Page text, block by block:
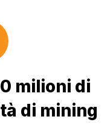
milioni di
di mining